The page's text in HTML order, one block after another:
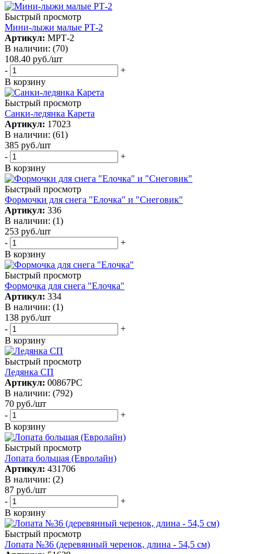
Быстрый просмотр
Мини-лыжи малые РТ-2
Артикул: МРТ-2
В наличии: (70)
108.40 руб./шт
-
+
В корзину
Быстрый просмотр
Санки-ледянка Карета
Артикул: 17023
В наличии: (61)
385 руб./шт
-
+
В корзину
Быстрый просмотр
Формочки для снега "Елочка" и "Снеговик"
Артикул: 336
В наличии: (1)
253 руб./шт
-
+
В корзину
Быстрый просмотр
Формочка для снега "Елочка"
Артикул: 334
В наличии: (1)
138 руб./шт
-
+
В корзину
Быстрый просмотр
Ледянка СП
Артикул: 00867РС
В наличии: (792)
70 руб./шт
-
+
В корзину
Быстрый просмотр
Лопата большая (Евролайн)
Артикул: 431706
В наличии: (2)
87 руб./шт
-
+
В корзину
Быстрый просмотр
Лопата №36 (деревянный черенок, длина - 54,5 см)